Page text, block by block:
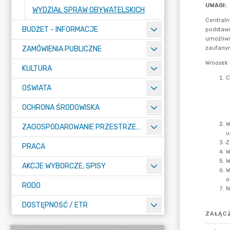
WYDZIAŁ SPRAW OBYWATELSKICH
BUDŻET - INFORMACJE
ZAMÓWIENIA PUBLICZNE
KULTURA
OŚWIATA
OCHRONA ŚRODOWISKA
ZAGOSPODAROWANIE PRZESTRZENNE
PRACA
AKCJE WYBORCZE, SPISY
RODO
DOSTĘPNOŚĆ / ETR